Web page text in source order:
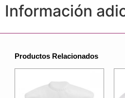
Información
Productos Relacionados